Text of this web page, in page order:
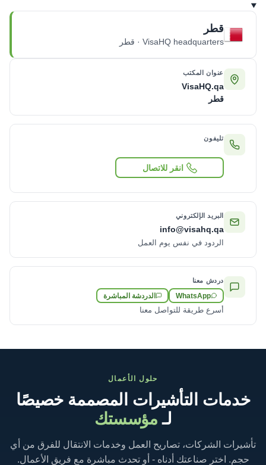
قطر
VisaHQ headquarters · قطر
عنوان المكتب
VisaHQ.qa
قطر
تليفون
انقر للاتصال
البريد الإلكتروني
info@visahq.qa
الردود في نفس يوم العمل
دردش معنا
WhatsApp الدردشة المباشرة
أسرع طريقة للتواصل معنا
حلول الأعمال
خدمات التأشيرات المصممة خصيصًا
لـ مؤسستك
تأشيرات الشركات، تصاريح العمل وخدمات الانتقال للفرق من أي
حجم. اختر صناعتك أدناه - أو تحدث مباشرة مع فريق الأعمال.